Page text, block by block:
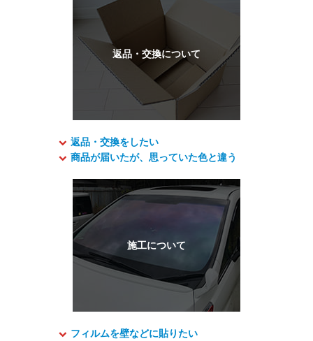
返品・交換をしたい
商品が届いたが、思っていた色と違う
フィルムを壁などに貼りたい